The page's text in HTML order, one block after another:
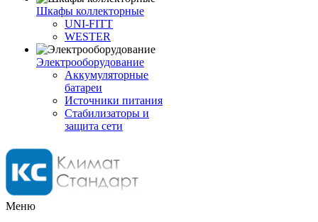
Шкафы коллекторные
UNI-FITT
WESTER
Электрооборудование
Аккумуляторные
батареи
Источники питания
Стабилизаторы и
защита сети
Меню